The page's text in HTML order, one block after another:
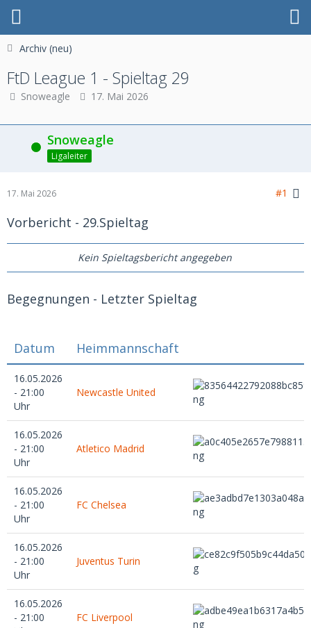
Archiv (neu)
FtD League 1 - Spieltag 29
Snoweagle 17. Mai 2026
Online Snoweagle
Ligaleiter
17. Mai 2026 #1
Vorbericht - 29.Spieltag
Kein Spieltagsbericht angegeben
Begegnungen - Letzter Spieltag
Datum Heimmannschaft
16.05.2026
- 21:00
Uhr
Newcastle United
16.05.2026
- 21:00
Uhr
Atletico Madrid
16.05.2026
- 21:00
Uhr
FC Chelsea
16.05.2026
- 21:00
Uhr
Juventus Turin
16.05.2026
- 21:00
FC Liverpool